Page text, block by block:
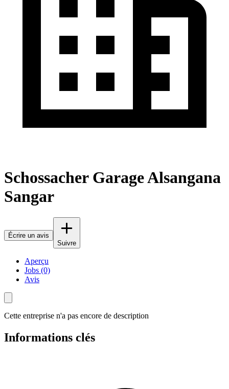
Schossacher Garage Alsangana
Sangar
Écrire un avis
Suivre
Aperçu
Jobs (0)
Avis
Cette entreprise n'a pas encore de description
Informations clés